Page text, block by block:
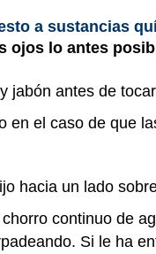
a sustancias
ojos lo antes
jabón antes de
en el caso de que
hacia un lado
continuo de
Si le ha